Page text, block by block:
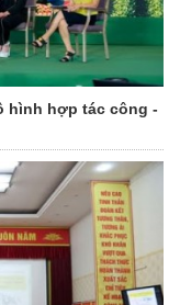
hình hợp tác công -